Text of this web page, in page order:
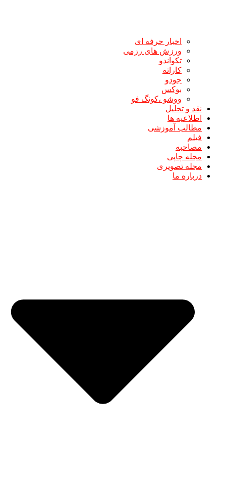
اخبار حرفه ای
ورزش های رزمی
تکواندو
کاراته
جودو
بوکس
ووشو ،کونگ فو
نقد و تحلیل
اطلاعیه ها
مطالب آموزشی
فیلم
مصاحبه
مجله چاپی
مجله تصویری
درباره ما